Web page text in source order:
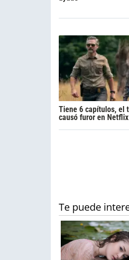
Tiene 6 capítulos, el
causó furor en Netflix